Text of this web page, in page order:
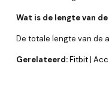
Wat is de lengte van
De totale lengte van de
Gerelateerd:Fitbit|